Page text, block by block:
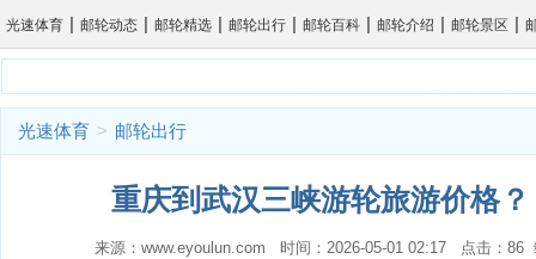
光速体育 | 邮轮动态 | 邮轮精选 | 邮轮出行 | 邮轮百科 | 邮轮介绍 | 邮轮景区 |
光速体育 > 邮轮出行
重庆到武汉三峡游轮旅游价格
来源：www.eyoulun.com 时间：2026-05-01 02:17 点击：